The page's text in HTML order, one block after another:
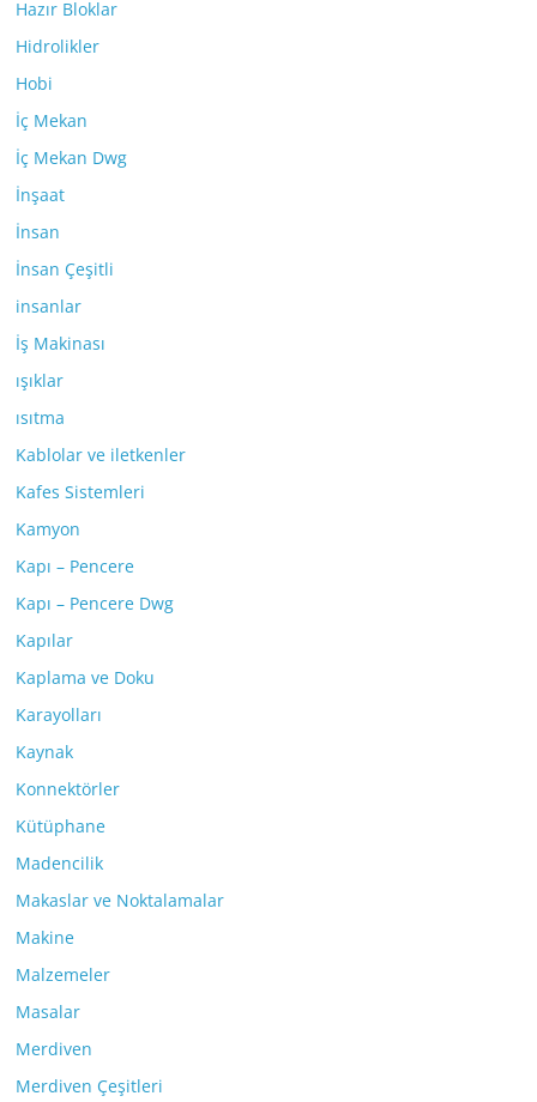
Hazır Bloklar
Hidrolikler
Hobi
İç Mekan
İç Mekan Dwg
İnşaat
İnsan
İnsan Çeşitli
insanlar
İş Makinası
ışıklar
ısıtma
Kablolar ve iletkenler
Kafes Sistemleri
Kamyon
Kapı – Pencere
Kapı – Pencere Dwg
Kapılar
Kaplama ve Doku
Karayolları
Kaynak
Konnektörler
Kütüphane
Madencilik
Makaslar ve Noktalamalar
Makine
Malzemeler
Masalar
Merdiven
Merdiven Çeşitleri